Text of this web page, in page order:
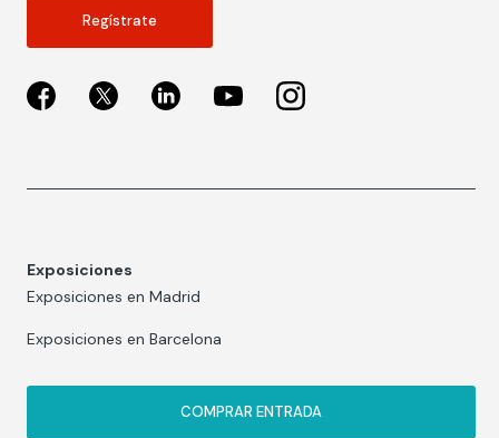
Regístrate
Exposiciones
Exposiciones en Madrid
Exposiciones en Barcelona
COMPRAR ENTRADA